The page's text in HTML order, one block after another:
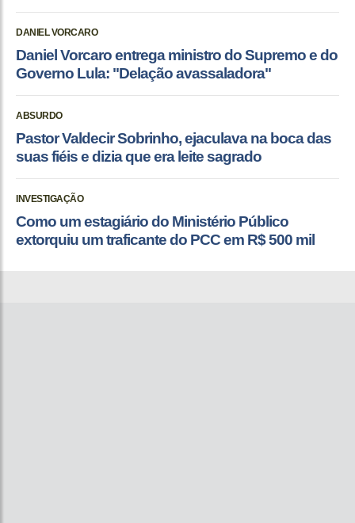
DANIEL VORCARO
Daniel Vorcaro entrega ministro do Supremo e do
Governo Lula: "Delação avassaladora"
ABSURDO
Pastor Valdecir Sobrinho, ejaculava na boca das
suas fiéis e dizia que era leite sagrado
INVESTIGAÇÃO
Como um estagiário do Ministério Público
extorquiu um traficante do PCC em R$ 500 mil